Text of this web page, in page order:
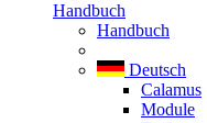
Handbuch
Handbuch
Deutsch
Calamus
Module